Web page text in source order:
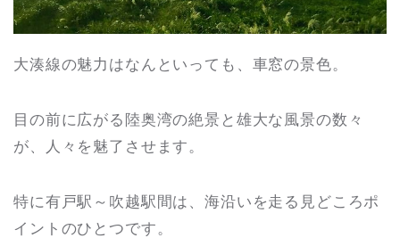
大湊線の魅力はなんといっても、車窓の景色。
目の前に広がる陸奥湾の絶景と雄大な風景の数々
が、人々を魅了させます。
特に有戸駅～吹越駅間は、海沿いを走る見どころポ
イントのひとつです。